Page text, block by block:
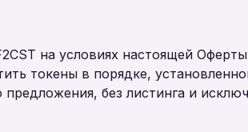
на условиях настоящей
токены в порядке,
без листинга и